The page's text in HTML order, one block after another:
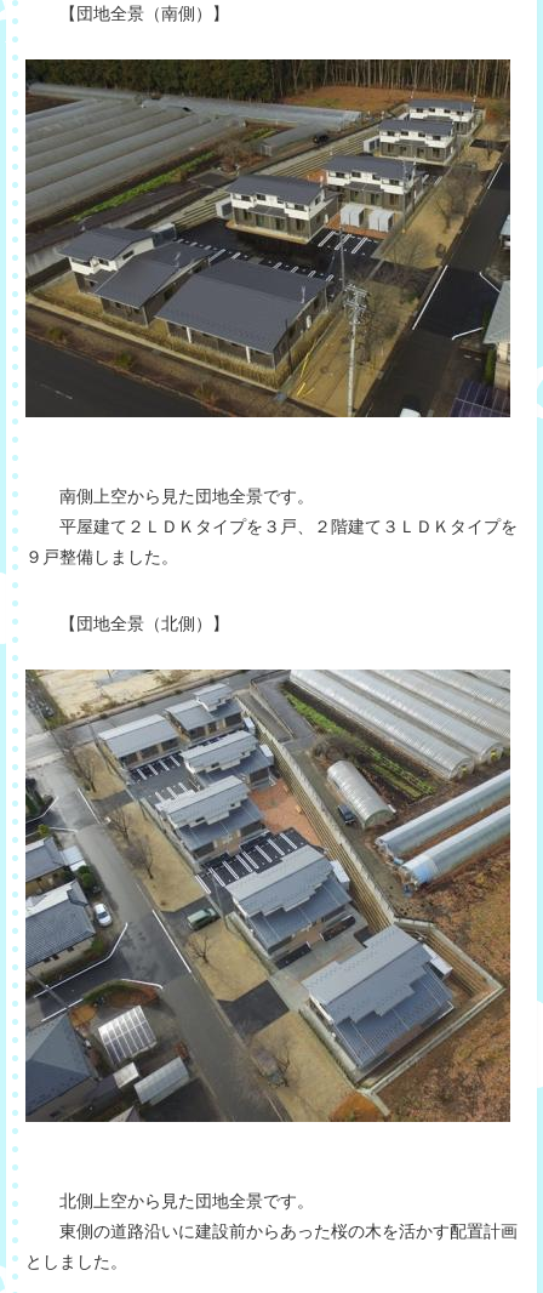
【団地全景（南側）】
南側上空から見た団地全景です。
平屋建て２ＬＤＫタイプを３戸、２階建て３ＬＤＫタイプを
９戸整備しました。
【団地全景（北側）】
北側上空から見た団地全景です。
東側の道路沿いに建設前からあった桜の木を活かす配置計画
としました。